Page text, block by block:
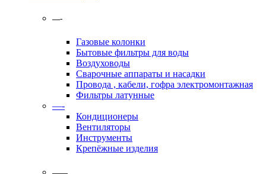
—-
Газовые колонки
Бытовые фильтры для воды
Воздуховоды
Сварочные аппараты и насадки
Провода , кабели, гофра электромонтажная
Фильтры латунные
—-
Кондиционеры
Вентиляторы
Инструменты
Крепёжные изделия